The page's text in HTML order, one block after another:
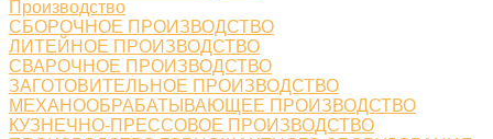
Производство
СБОРОЧНОЕ ПРОИЗВОДСТВО
ЛИТЕЙНОЕ ПРОИЗВОДСТВО
СВАРОЧНОЕ ПРОИЗВОДСТВО
ЗАГОТОВИТЕЛЬНОЕ ПРОИЗВОДСТВО
МЕХАНООБРАБАТЫВАЮЩЕЕ ПРОИЗВОДСТВО
КУЗНЕЧНО-ПРЕССОВОЕ ПРОИЗВОДСТВО